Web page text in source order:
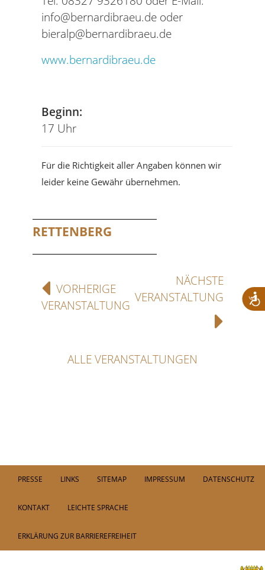
info@bernardibraeu.de oder
bieralp@bernardibraeu.de
www.bernardibraeu.de
Beginn:
17 Uhr
Für die Richtigkeit aller Angaben können wir
leider keine Gewähr übernehmen.
RETTENBERG
VORHERIGE
VERANSTALTUNG
NÄCHSTE
VERANSTALTUNG
ALLE VERANSTALTUNGEN
PRESSE LINKS SITEMAP IMPRESSUM DATENSCHUTZ
KONTAKT LEICHTE SPRACHE
ERKLÄRUNG ZUR BARRIEREFREIHEIT